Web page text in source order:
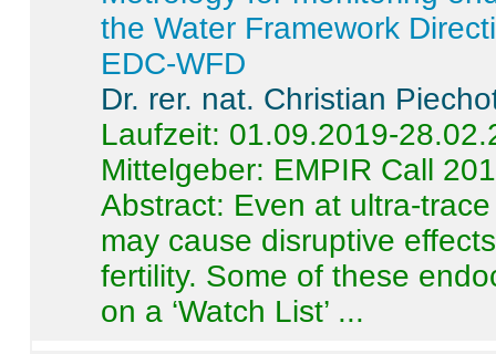
the Water Framework
EDC-WFD
Dr. rer. nat. Christian
Laufzeit: 01.09.2019-
Mittelgeber: EMPIR Call
Abstract: Even at ultra-
may cause disruptive
fertility. Some of these
on a ‘Watch List’ ...